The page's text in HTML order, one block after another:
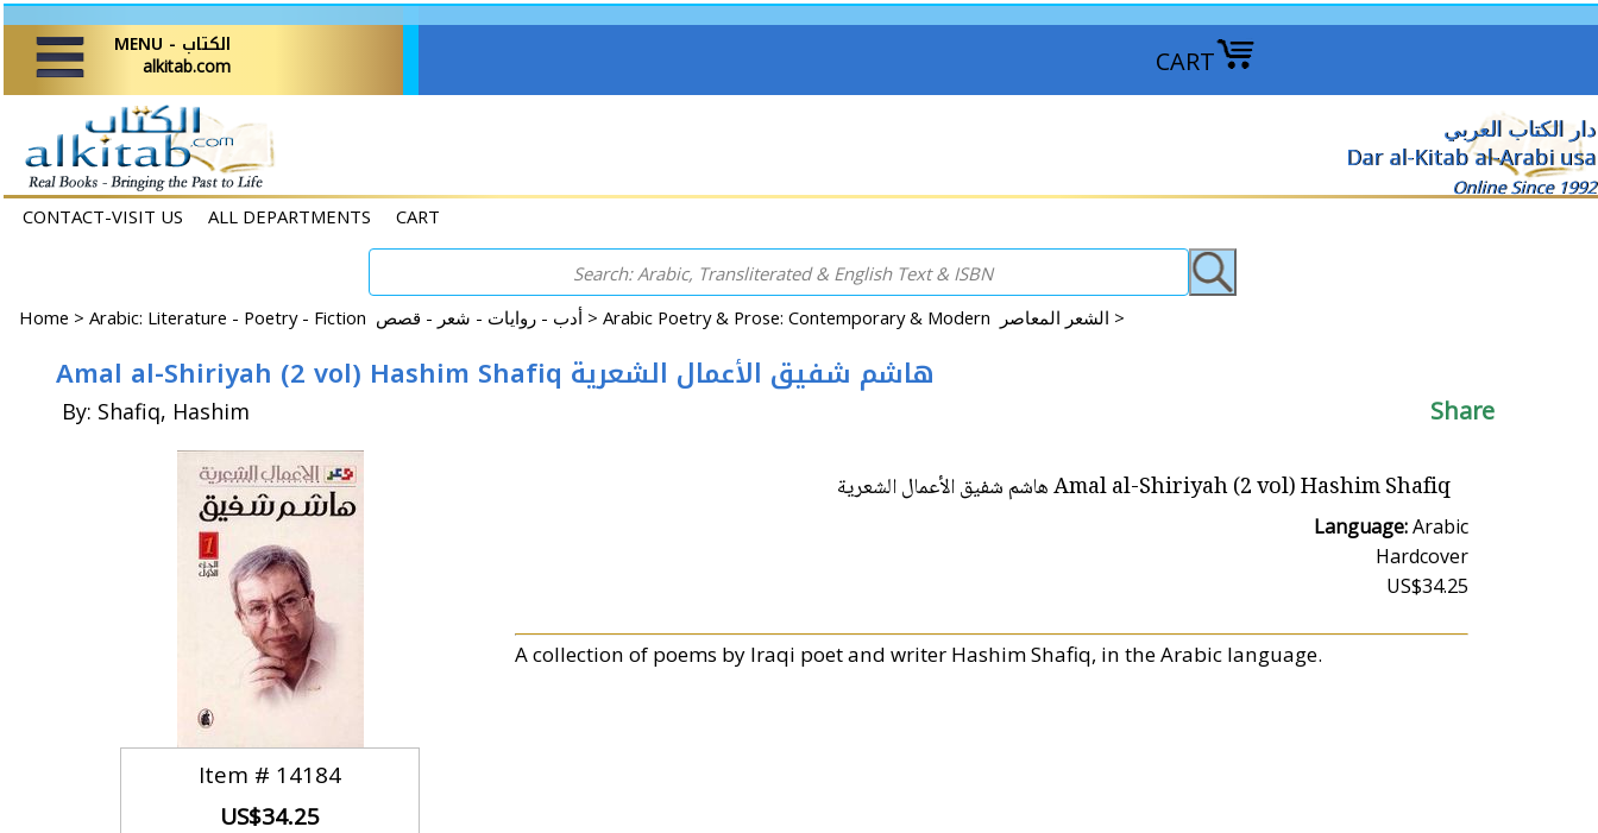
CART
MENU - الكتاب
alkitab.com
دار الكتاب العربي
Dar al-Kitab al-Arabi usa
Online Since 1992
CONTACT-VISIT US ALL DEPARTMENTS CART
Home > Arabic: Literature - Poetry - Fiction أدب - روايات - شعر - قصص > Arabic Poetry & Prose: Contemporary & Modern الشعر المعاصر >
Amal al-Shiriyah (2 vol) Hashim Shafiq هاشم شفيق الأعمال الشعرية
By: Shafiq, Hashim Share
Item # 14184
US$34.25
Amal al-Shiriyah (2 vol) Hashim Shafiq هاشم شفيق الأعمال الشعرية
Language:Arabic
Hardcover
US$34.25
A collection of poems by Iraqi poet and writer Hashim Shafiq, in the Arabic language.